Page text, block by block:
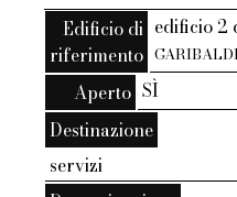
Edificio di
riferimento
edificio 2
Aperto SÌ
Destinazione
servizi